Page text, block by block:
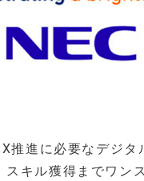
推進に必要なデジタ
スキル獲得までワン